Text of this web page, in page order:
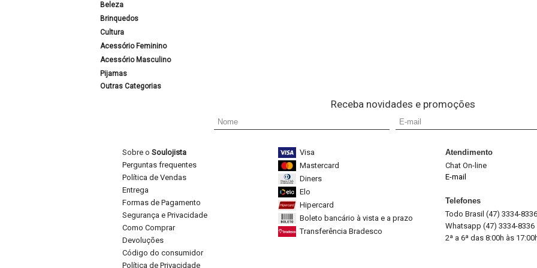
Beleza
Brinquedos
Cultura
Acessório Feminino
Acessório Masculino
Pijamas
Outras Categorias
Receba novidades e promoções
Sobre o Soulojista
Perguntas frequentes
Política de Vendas
Entrega
Formas de Pagamento
Segurança e Privacidade
Como Comprar
Devoluções
Código do consumidor
Política de Privacidade
Visa
Mastercard
Diners
Elo
Hipercard
Boleto bancário à vista e a prazo
Transferência Bradesco
Atendimento
Chat On-line
E-mail
Telefones
Todo Brasil (47) 3334-8336
Whatsapp (47) 3334-8336
2ª a 6ª das 8:00h às